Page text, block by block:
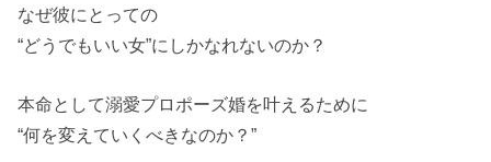
なぜ彼にとっての
“どうでもいい女”にしかなれないのか？
本命として溺愛プロポーズ婚を叶えるために
“何を変えていくべきなのか？”